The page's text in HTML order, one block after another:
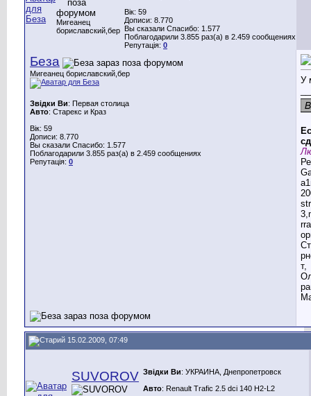
Мигеанец
бориславский,бер
Вік: 59
Дописи: 8.770
Вы сказали Спасибо: 1.577
Поблагодарили 3.855 раз(а) в 2.459 сообщениях
Репутація: 0
Беза
Мигеанец бориславский,бер
Звідки Ви: Первая столица
Авто: Старекс и Краз
Вік: 59
Дописи: 8.770
Вы сказали Спасибо: 1.577
Поблагодарили 3.855 раз(а) в 2.459 сообщениях
Репутація: 0
У
т,
15.02.2009, 07:49
SUVOROV Звідки Ви: УКРАИНА, Днепропетровск
Авто: Renault Trafic 2.5 dci 140 H2-L2